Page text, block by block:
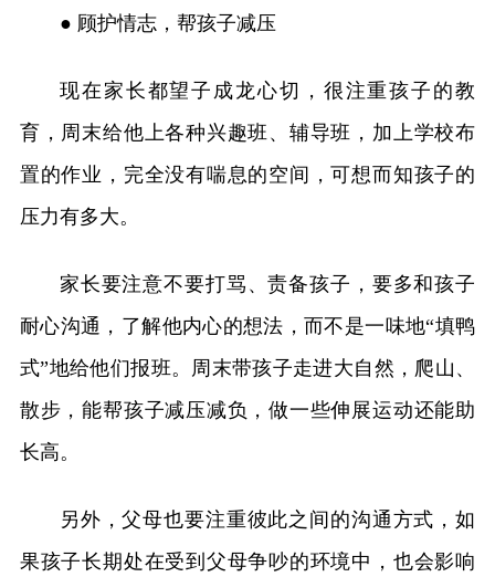
● 顾护情志，帮孩子减压
现在家长都望子成龙心切，很注重孩子的教
育，周末给他上各种兴趣班、辅导班，加上学校布
置的作业，完全没有喘息的空间，可想而知孩子的
压力有多大。
家长要注意不要打骂、责备孩子，要多和孩子
耐心沟通，了解他内心的想法，而不是一味地“填鸭
式”地给他们报班。周末带孩子走进大自然，爬山、
散步，能帮孩子减压减负，做一些伸展运动还能助
长高。
另外，父母也要注重彼此之间的沟通方式，如
果孩子长期处在受到父母争吵的环境中，也会影响